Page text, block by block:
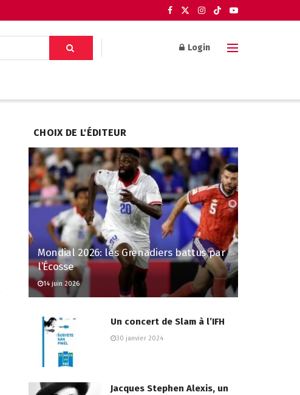
Login
CHOIX DE L'ÉDITEUR
Mondial 2026: les Grenadiers battus par
l’Écosse
14 juin 2026
Un concert de Slam à l’IFH
30 janvier 2024
Jacques Stephen Alexis, un